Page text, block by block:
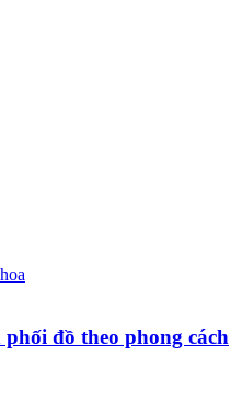
đồ theo phong cách